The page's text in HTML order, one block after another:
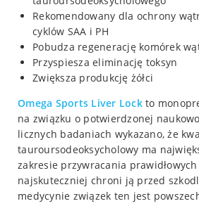
Rekomendowany dla ochrony
cyklów SAA i PH
Pobudza regenerację komórek
Przyspiesza eliminację toksyn
Zwiększa produkcję żółci
Omega Sports Liver Lock to
na związku o potwierdzonej
licznych badaniach wykazano, że
tauroursodeoksycholowy ma
zakresie przywracania
najskuteczniej chroni ją przed
medycynie związek ten jest